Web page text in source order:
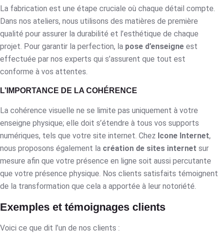
La fabrication est une étape cruciale où chaque détail compte.
Dans nos ateliers, nous utilisons des matières de première
qualité pour assurer la durabilité et l’esthétique de chaque
projet. Pour garantir la perfection, la pose d’enseigne est
effectuée par nos experts qui s’assurent que tout est
conforme à vos attentes.
L’IMPORTANCE DE LA COHÉRENCE
La cohérence visuelle ne se limite pas uniquement à votre
enseigne physique; elle doit s’étendre à tous vos supports
numériques, tels que votre site internet. Chez Icone Internet,
nous proposons également la création de sites internet sur
mesure afin que votre présence en ligne soit aussi percutante
que votre présence physique. Nos clients satisfaits témoignent
de la transformation que cela a apportée à leur notoriété.
Exemples et témoignages clients
Voici ce que dit l’un de nos clients :